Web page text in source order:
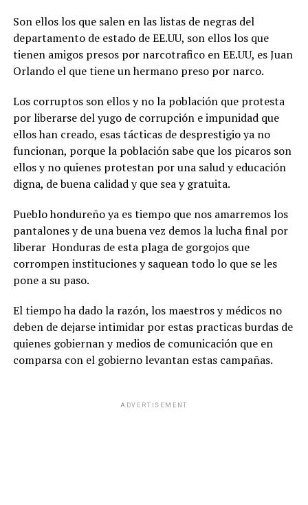
Son ellos los que salen en las listas de negras del
departamento de estado de EE.UU, son ellos los que
tienen amigos presos por narcotrafico en EE.UU, es Juan
Orlando el que tiene un hermano preso por narco.
Los corruptos son ellos y no la población que protesta
por liberarse del yugo de corrupción e impunidad que
ellos han creado, esas tácticas de desprestigio ya no
funcionan, porque la población sabe que los picaros son
ellos y no quienes protestan por una salud y educación
digna, de buena calidad y que sea y gratuita.
Pueblo hondureño ya es tiempo que nos amarremos los
pantalones y de una buena vez demos la lucha final por
liberar Honduras de esta plaga de gorgojos que
corrompen instituciones y saquean todo lo que se les
pone a su paso.
El tiempo ha dado la razón, los maestros y médicos no
deben de dejarse intimidar por estas practicas burdas de
quienes gobiernan y medios de comunicación que en
comparsa con el gobierno levantan estas campañas.
ADVERTISEMENT